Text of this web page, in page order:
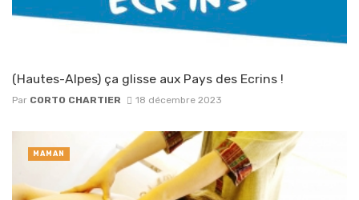
(Hautes-Alpes) ça glisse aux Pays des Ecrins !
Par CORTO CHARTIER 18 décembre 2023
MAMAN